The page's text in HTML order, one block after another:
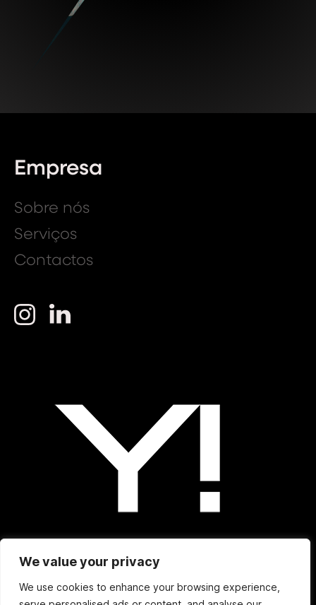
We value your privacy
We use cookies to enhance your browsing experience,
Empresa
Sobre nós
Serviços
Contactos
YES! MUSIC AGENCY © 2025